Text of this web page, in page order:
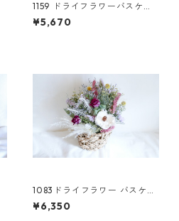
1159 ドライフラワーバスケッ
ト ミモザ
¥5,670
1083ドライフラワー バスケッ
トL
¥6,350